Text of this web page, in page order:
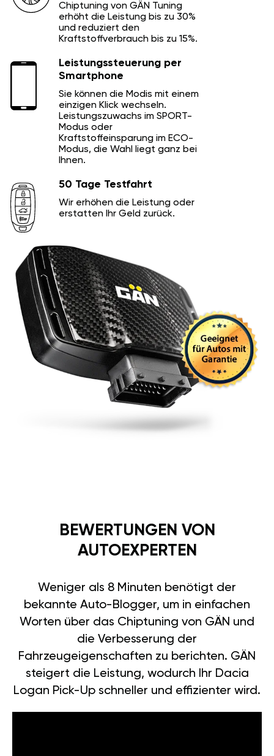
Chiptuning von GÄN Tuning
erhöht die Leistung bis zu 30%
und reduziert den
Kraftstoffverbrauch bis zu 15%.
Leistungssteuerung per
Smartphone
Sie können die Modis mit einem
einzigen Klick wechseln.
Leistungszuwachs im SPORT-
Modus oder
Kraftstoffeinsparung im ECO-
Modus, die Wahl liegt ganz bei
Ihnen.
50 Tage Testfahrt
Wir erhöhen die Leistung oder
erstatten Ihr Geld zurück.
BEWERTUNGEN VON
AUTOEXPERTEN
Weniger als 8 Minuten benötigt der
bekannte Auto-Blogger, um in einfachen
Worten über das Chiptuning von GÄN und
die Verbesserung der
Fahrzeugeigenschaften zu berichten. GÄN
steigert die Leistung, wodurch Ihr Dacia
Logan Pick-Up schneller und effizienter wird.